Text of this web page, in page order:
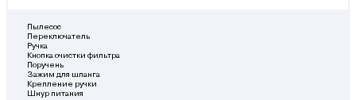
Пылесос
Переключатель
Ручка
Кнопка очистки фильтра
Поручень
Зажим для шланга
Крепление ручки
Шнур питания